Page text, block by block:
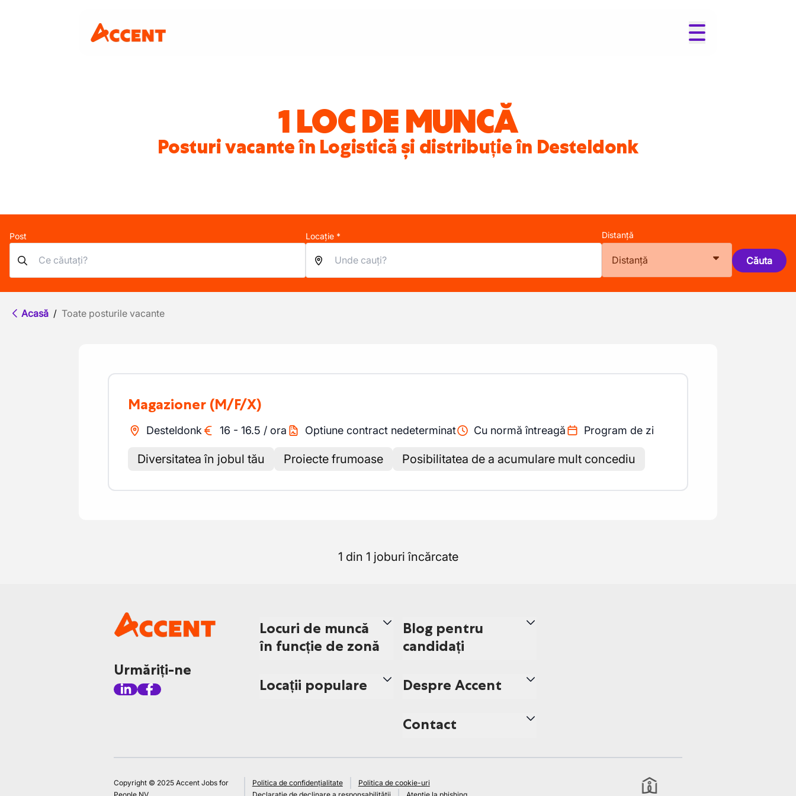
1 LOC DE MUNCĂ
Posturi vacante în Logistică și distribuție în Desteldonk
Post Locație * Distanță
Distanță Căuta
Acasă / Toate posturile vacante
Magazioner (M/F/X)
Desteldonk 16 - 16.5 / ora Optiune contract nedeterminat Cu normă întreagă Program de zi
Diversitatea în jobul tău Proiecte frumoase Posibilitatea de a acumulare mult concediu
1 din 1 joburi încărcate
Urmăriți-ne
Locuri de muncă
în funcție de zonă
Locații populare
Blog pentru
candidați
Despre Accent
Contact
Copyright © 2025 Accent Jobs for
Politica de confidențialitate
Politica de cookie-uri